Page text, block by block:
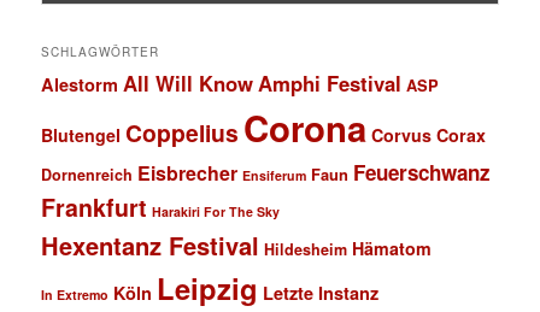
SCHLAGWÖRTER
Alestorm All Will KnowAmphi Festival ASP
Blutengel Coppelius Corona Corvus Corax
Dornenreich Eisbrecher Ensiferum Faun Feuerschwanz
Frankfurt Harakiri For The Sky
Hexentanz Festival Hildesheim Hämatom
In Extremo Köln Leipzig Letzte Instanz